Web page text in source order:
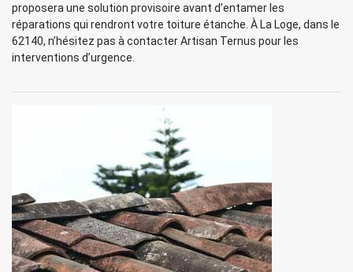
proposera une solution provisoire avant d’entamer les
réparations qui rendront votre toiture étanche. À La Loge, dans le
62140, n’hésitez pas à contacter Artisan Ternus pour les
interventions d’urgence.